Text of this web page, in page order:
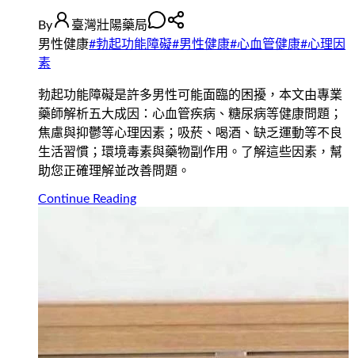
By
臺灣壯陽藥局
男性健康#勃起功能障礙#男性健康#心血管健康#心理因
素
勃起功能障礙是許多男性可能面臨的困擾，本文由專業
藥師解析五大成因：心血管疾病、糖尿病等健康問題；
焦慮與抑鬱等心理因素；吸菸、喝酒、缺乏運動等不良
生活習慣；環境毒素與藥物副作用。了解這些因素，幫
助您正確理解並改善問題。
Continue Reading